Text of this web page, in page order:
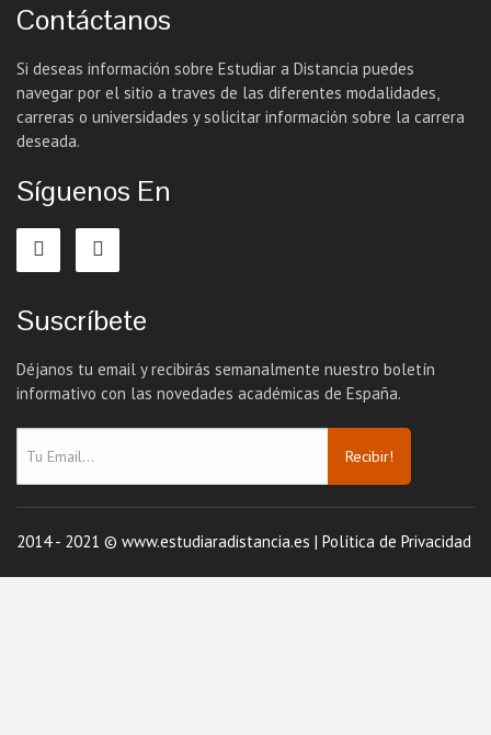
Contáctanos
Si deseas información sobre Estudiar a Distancia puedes
navegar por el sitio a traves de las diferentes modalidades,
carreras o universidades y solicitar información sobre la carrera
deseada.
Síguenos En
Suscríbete
Déjanos tu email y recibirás semanalmente nuestro boletín
informativo con las novedades académicas de España.
Recibir!
2014 - 2021 © www.estudiaradistancia.es | Política de Privacidad